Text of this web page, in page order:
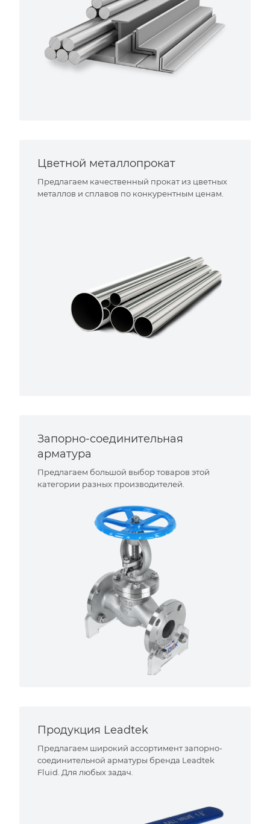
Цветной металлопрокат
Предлагаем качественный прокат из цветных
металлов и сплавов по конкурентным ценам.
Запорно-соединительная
арматура
Предлагаем большой выбор товаров этой
категории разных производителей.
Продукция Leadtek
Предлагаем широкий ассортимент запорно-
соединительной арматуры бренда Leadtek
Fluid. Для любых задач.